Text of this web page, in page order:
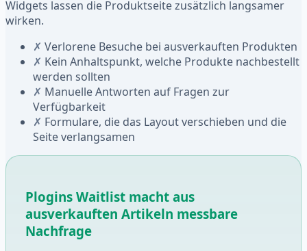
Widgets lassen die Produktseite zusätzlich langsamer
wirken.
✗ Verlorene Besuche bei ausverkauften Produkten
✗ Kein Anhaltspunkt, welche Produkte nachbestellt
werden sollten
✗ Manuelle Antworten auf Fragen zur
Verfügbarkeit
✗ Formulare, die das Layout verschieben und die
Seite verlangsamen
Plogins Waitlist macht aus
ausverkauften Artikeln messbare
Nachfrage